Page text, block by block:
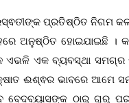
ପ୍ରତିଷ୍ଠିତ ନିଗମ
ଅନୁଷ୍ଠିତ ହୋଇଯାଇଛି
ଏକ ବ୍ୟବସ୍ଥା ସମଗ୍ର
ଈଶ୍ଵର ଭାବରେ ଆମେ
ବେଦବ୍ୟାସଙ୍କ ଠାରୁ ଗୁରୁ